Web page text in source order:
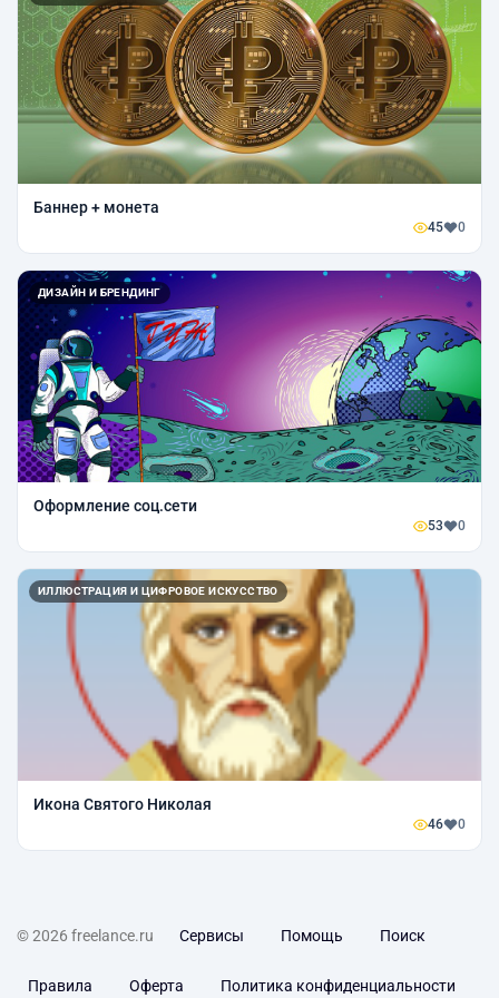
Баннер + монета
45 0
ДИЗАЙН И БРЕНДИНГ
Оформление соц.сети
53 0
ИЛЛЮСТРАЦИЯ И ЦИФРОВОЕ ИСКУССТВО
Икона Святого Николая
46 0
© 2026 freelance.ru Сервисы Помощь Поиск
Правила Оферта Политика конфиденциальности